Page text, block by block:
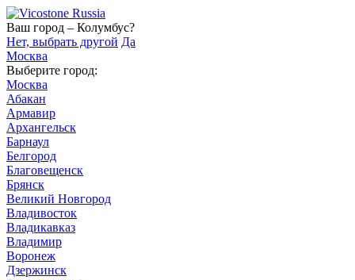
Ваш город – Колумбус?
Нет, выбрать другой Да
Москва
Выберите город:
Москва
Абакан
Армавир
Архангельск
Барнаул
Белгород
Благовещенск
Брянск
Великий Новгород
Владивосток
Владикавказ
Владимир
Воронеж
Дзержинск